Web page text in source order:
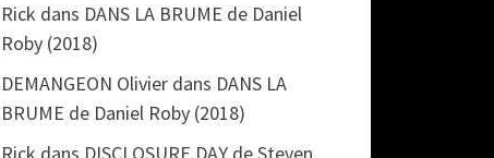
Rick dans DANS LA BRUME de Daniel
Roby (2018)
DEMANGEON Olivier dans DANS LA
BRUME de Daniel Roby (2018)